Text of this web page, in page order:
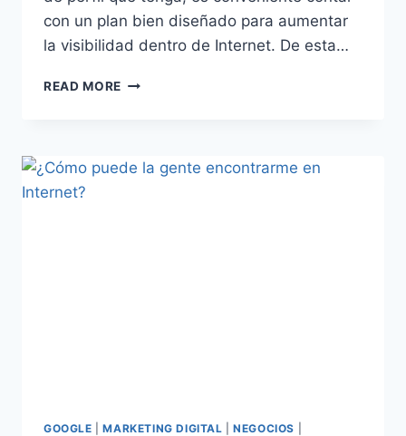
con un plan bien diseñado para aumentar
la visibilidad dentro de Internet. De esta…
READ MORE ¿QUÉ
EMPRESA
GOOGLE |MARKETING DIGITAL |NEGOCIOS